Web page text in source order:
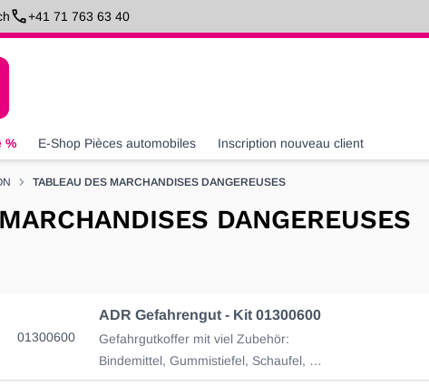
+41 71 763 63 40
% E-Shop Pièces automobiles Inscription nouveau client
TABLEAU DES MARCHANDISES DANGEREUSES
DANGEREUSES
01300600
ADR Gefahrengut - Kit 01300600
Gefahrgutkoffer mit viel Zubehör:
Bindemittel, Gummistiefel, Schaufel, Handschuhe